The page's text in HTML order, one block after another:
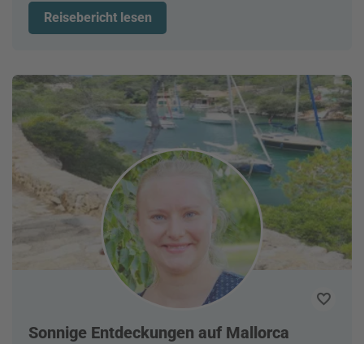
Reisebericht lesen
Sonnige Entdeckungen auf Mallorca